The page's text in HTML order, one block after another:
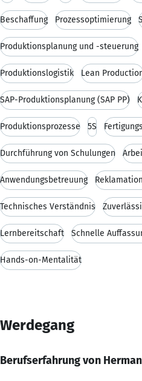
Beschaffung Prozessoptimierung
Produktionsplanung und -steuerung
Produktionslogistik Lean
SAP-Produktionsplanung (SAP PP)
Produktionsprozesse 5S
Durchführung von Schulungen
Anwendungsbetreuung
Technisches Verständnis
Lernbereitschaft Schnelle
Hands-on-Mentalität
Werdegang
Berufserfahrung von